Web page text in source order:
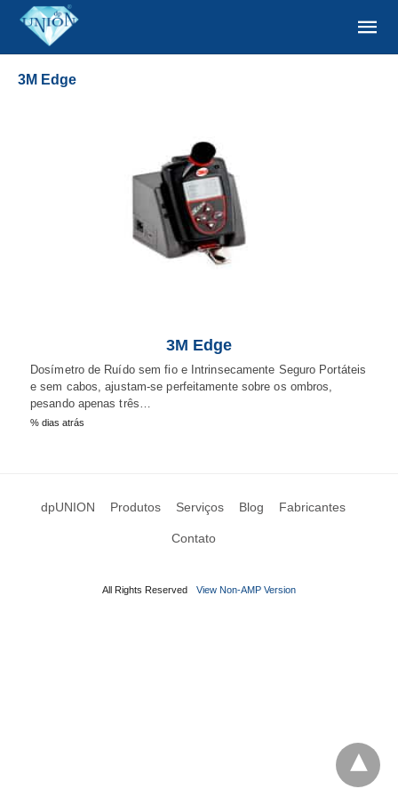
3M Edge
3M Edge
Dosímetro de Ruído sem fio e Intrinsecamente Seguro Portáteis
e sem cabos, ajustam-se perfeitamente sobre os ombros,
pesando apenas três…
% dias atrás
dpUNION Produtos Serviços Blog Fabricantes
Contato
All Rights Reserved View Non-AMP Version